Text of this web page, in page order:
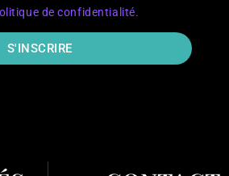
de confidentialité.
S'INSCRIRE